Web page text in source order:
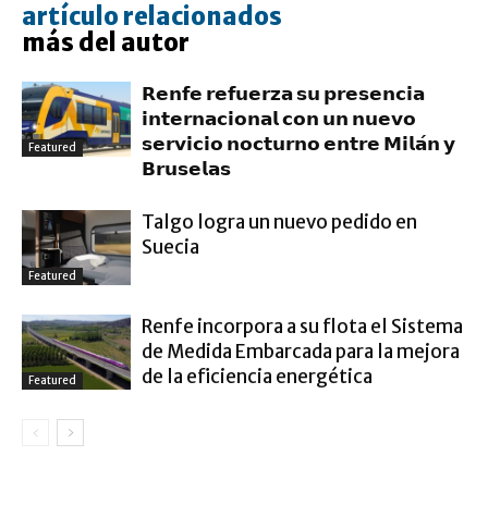
artículo relacionados
más del autor
Featured
𝗥𝗲𝗻𝗳𝗲 𝗿𝗲𝗳𝘂𝗲𝗿𝘇𝗮 𝘀𝘂 𝗽𝗿𝗲𝘀𝗲𝗻𝗰𝗶𝗮
𝗶𝗻𝘁𝗲𝗿𝗻𝗮𝗰𝗶𝗼𝗻𝗮𝗹 𝗰𝗼𝗻 𝘂𝗻 𝗻𝘂𝗲𝘃𝗼
𝘀𝗲𝗿𝘃𝗶𝗰𝗶𝗼 𝗻𝗼𝗰𝘁𝘂𝗿𝗻𝗼 𝗲𝗻𝘁𝗿𝗲 𝗠𝗶𝗹𝗮́𝗻 𝘆
𝗕𝗿𝘂𝘀𝗲𝗹𝗮𝘀
Featured
Talgo logra un nuevo pedido en
Suecia
Featured
Renfe incorpora a su flota el Sistema
de Medida Embarcada para la mejora
de la eficiencia energética